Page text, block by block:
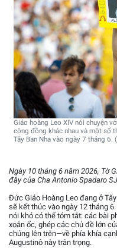
Giáo hoàng Leo XIV nói chuyện
cộng đồng khác nhau và một số
Tây Ban Nha vào ngày 7 tháng
Ngày 10 tháng 6 năm 2026, Tờ
đây của Cha Antonio Spadaro
Đức Giáo Hoàng Leo đang ở
sẽ kết thúc vào ngày 12 tháng
nói khó có thể tóm tắt: các bài
xoắn ốc, ghép các chủ đề lớn
chúng lên trên—về phía khía
Augustinô này trân trọng.